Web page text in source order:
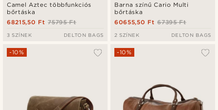
Camel Aztec többfunkciós
bőrtáska
75795 Ft
68215,50 Ft
3 SZÍNEK DELTON BAGS
Barna színű Cario Multi
bőrtáska
67395 Ft
60655,50 Ft
2 SZÍNEK DELTON BAGS
-10% -10%